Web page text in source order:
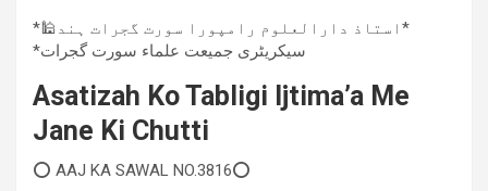
*🕌استاذ دارالعلوم رامپورا سورت گجرات ہند*
*سیکریٹری جمیعت علماء سورت گجرات
Asatizah Ko Tabligi Ijtima’a Me
Jane Ki Chutti
⭕ AAJ KA SAWAL NO.3816⭕